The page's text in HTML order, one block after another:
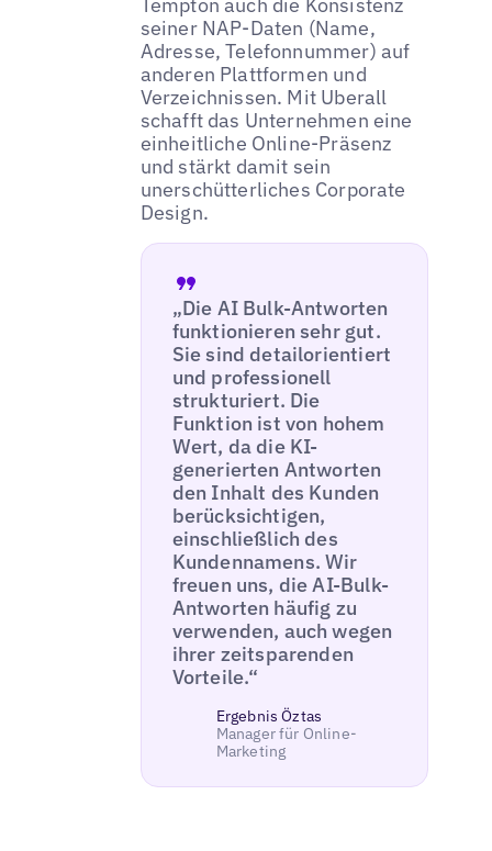
seiner NAP-Daten (Name,
Adresse, Telefonnummer) auf
anderen Plattformen und
Verzeichnissen. Mit Uberall
schafft das Unternehmen eine
einheitliche Online-Präsenz
und stärkt damit sein
unerschütterliches Corporate
Design.
„Die AI Bulk-Antworten
funktionieren sehr gut.
Sie sind detailorientiert
und professionell
strukturiert. Die
Funktion ist von hohem
Wert, da die KI-
generierten Antworten
den Inhalt des Kunden
berücksichtigen,
einschließlich des
Kundennamens. Wir
freuen uns, die AI-Bulk-
Antworten häufig zu
verwenden, auch wegen
ihrer zeitsparenden
Vorteile.“
Ergebnis Öztas
Manager für Online-
Marketing